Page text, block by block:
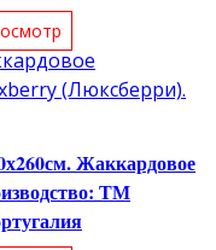
Жаккардовое
ТМ